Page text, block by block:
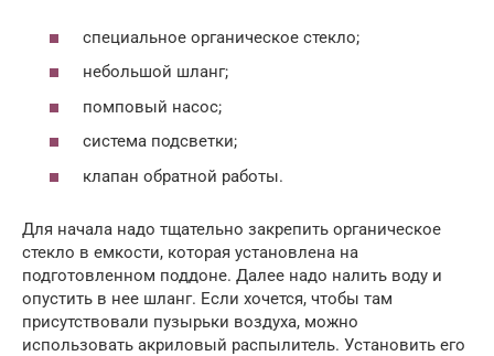
специальное органическое стекло;
небольшой шланг;
помповый насос;
система подсветки;
клапан обратной работы.
Для начала надо тщательно закрепить органическое
стекло в емкости, которая установлена на
подготовленном поддоне. Далее надо налить воду и
опустить в нее шланг. Если хочется, чтобы там
присутствовали пузырьки воздуха, можно
использовать акриловый распылитель. Установить его